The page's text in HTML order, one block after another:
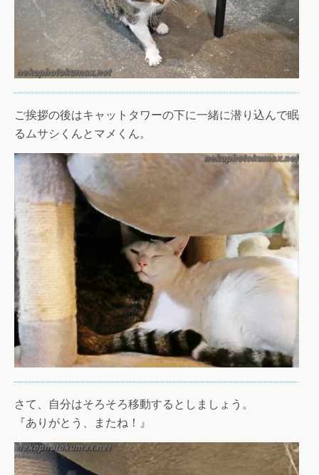
ご挨拶の後はキャットタワーの下に一緒に潜り込んで眠
るムサシくんとマメくん。
さて、自分はそろそろ移動するとしましょう。
『ありがとう、またね！』